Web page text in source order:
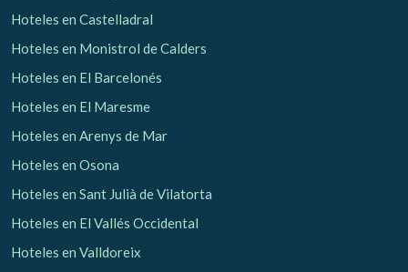
Hoteles en Castelladral
Hoteles en Monistrol de Calders
Hoteles en El Barcelonés
Hoteles en El Maresme
Hoteles en Arenys de Mar
Hoteles en Osona
Hoteles en Sant Julià de Vilatorta
Hoteles en El Vallés Occidental
Hoteles en Valldoreix